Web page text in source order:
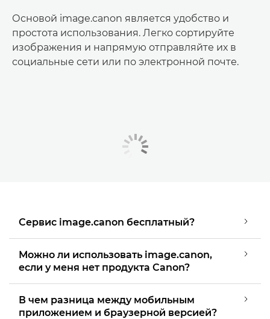
Основой image.canon является удобство и
простота использования. Легко сортируйте
изображения и напрямую отправляйте их в
социальные сети или по электронной почте.
Сервис image.canon бесплатный?
Можно ли использовать image.canon,
если у меня нет продукта Canon?
В чем разница между мобильным
приложением и браузерной версией?